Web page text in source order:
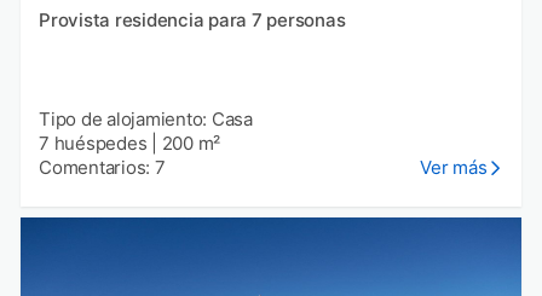
Provista residencia para 7 personas
Tipo de alojamiento: Casa
7 huéspedes
200 m²
Comentarios: 7
Ver más